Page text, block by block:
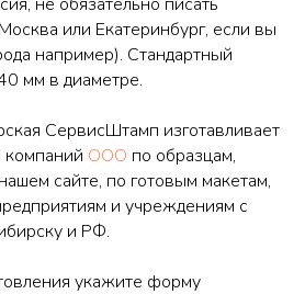
или Екатеринбург, если вы
например). Стандартный
мм в диаметре.
СервисШтамп изготавливает
компаний ООО по образцам,
сайте, по готовым макетам,
и учреждениям с
и РФ.
укажите форму